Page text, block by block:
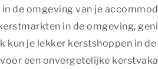
de omgeving van je
in de omgeving,
kun je lekker kerstshoppen in
een onvergetelijke